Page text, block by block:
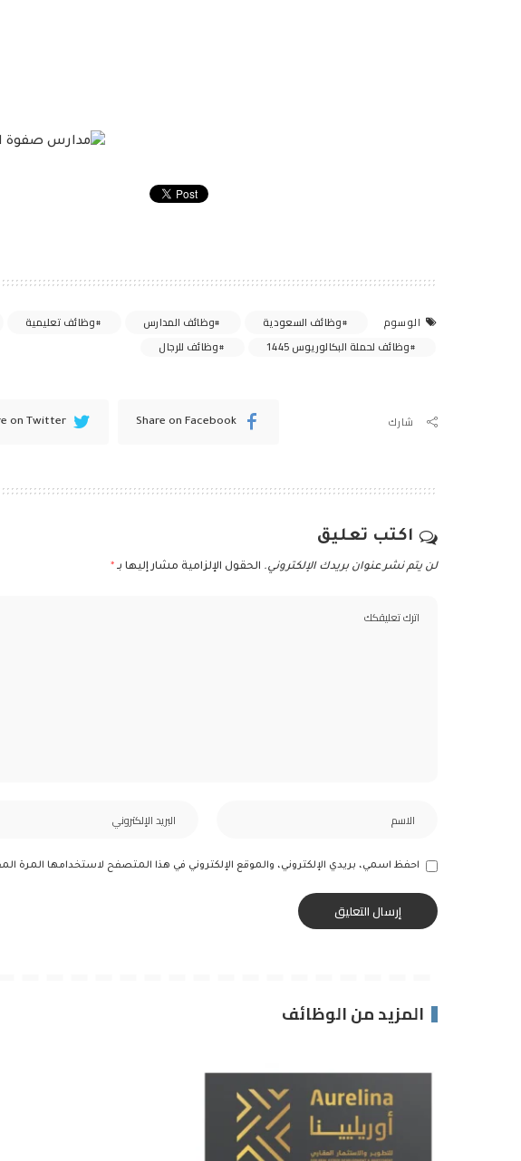
الوسوم وظائف السعودية وظائف المدارس وظائف تعليمية
وظائف لحملة البكالوريوس 1445
وظائف للرجال
شارك Share on Facebook
on Twitter
اكتب تعليق
لن يتم نشر عنوان بريدك الإلكتروني. الحقول الإلزامية مشار إليها بـ *
احفظ اسمي، بريدي الإلكتروني، والموقع الإلكتروني في هذا المتصفح لاستخدامها المرة
المزيد من الوظائف